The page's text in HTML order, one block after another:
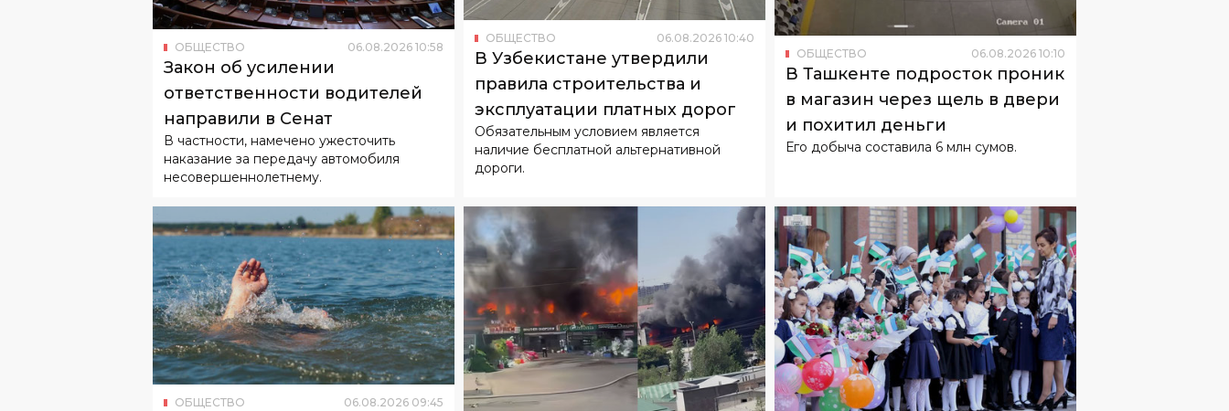
ОБЩЕСТВО 06.08.2026 10:58
Закон об усилении
ответственности водителей
направили в Сенат
В частности, намечено ужесточить
наказание за передачу автомобиля
несовершеннолетнему.
ОБЩЕСТВО 06.08.2026 10:40
В Узбекистане утвердили
правила строительства и
эксплуатации платных дорог
Обязательным условием является
наличие бесплатной альтернативной
дороги.
ОБЩЕСТВО 06.08.2026 10:10
В Ташкенте подросток проник
в магазин через щель в двери
и похитил деньги
Его добыча составила 6 млн сумов.
ОБЩЕСТВО 06.08.2026 09:45